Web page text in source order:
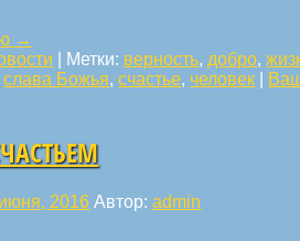
→
Метки: верность, добро,
слава Божья,счастье, человек
2016 Автор:admin